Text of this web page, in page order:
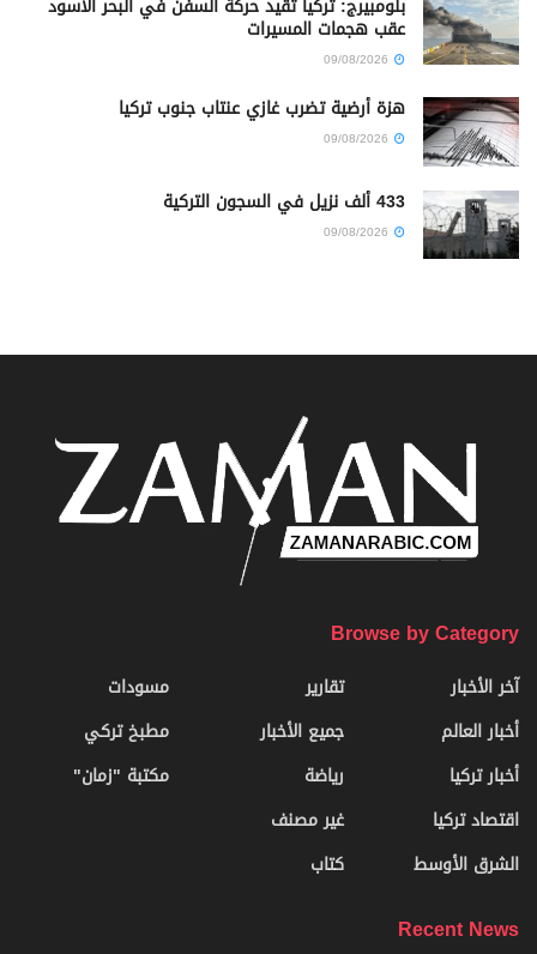
بلومبيرج: تركيا تقيد حركة السفن في البحر الأسود
عقب هجمات المسيرات
هزة أرضية تضرب غازي عنتاب جنوب تركيا
433 ألف نزيل في السجون التركية
Browse by Category
آخر الأخبار
أخبار العالم
أخبار تركيا
اقتصاد تركيا
الشرق الأوسط
تقارير
جميع الأخبار
رياضة
غير مصنف
كتاب
مسودات
مطبخ تركي
مكتبة "زمان"
Recent News